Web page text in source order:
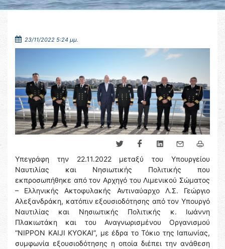
23/11/2022 5:24 μμ.
Υπεγράφη την 22.11.2022 μεταξύ του Υπουργείου
Ναυτιλίας και Νησιωτικής Πολιτικής που
εκπροσωπήθηκε από τον Αρχηγό του Λιμενικού Σώματος
– Ελληνικής Ακτοφυλακής Αντιναύαρχο Λ.Σ. Γεώργιο
Αλεξανδράκη, κατόπιν εξουσιοδότησης από τον Υπουργό
Ναυτιλίας και Νησιωτικής Πολιτικής κ. Ιωάννη
Πλακιωτάκη και του Αναγνωρισμένου Οργανισμού
“NIPPON KAIJI KYOKAI”, με έδρα το Τόκιο της Ιαπωνίας,
συμφωνία εξουσιοδότησης η οποία διέπει την ανάθεση